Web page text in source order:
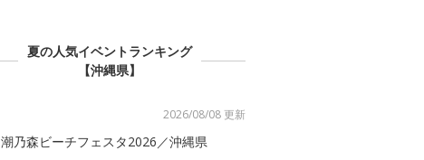
夏の人気イベントランキング
【沖縄県】
2026/08/08 更新
潮乃森ビーチフェスタ2026／沖縄県